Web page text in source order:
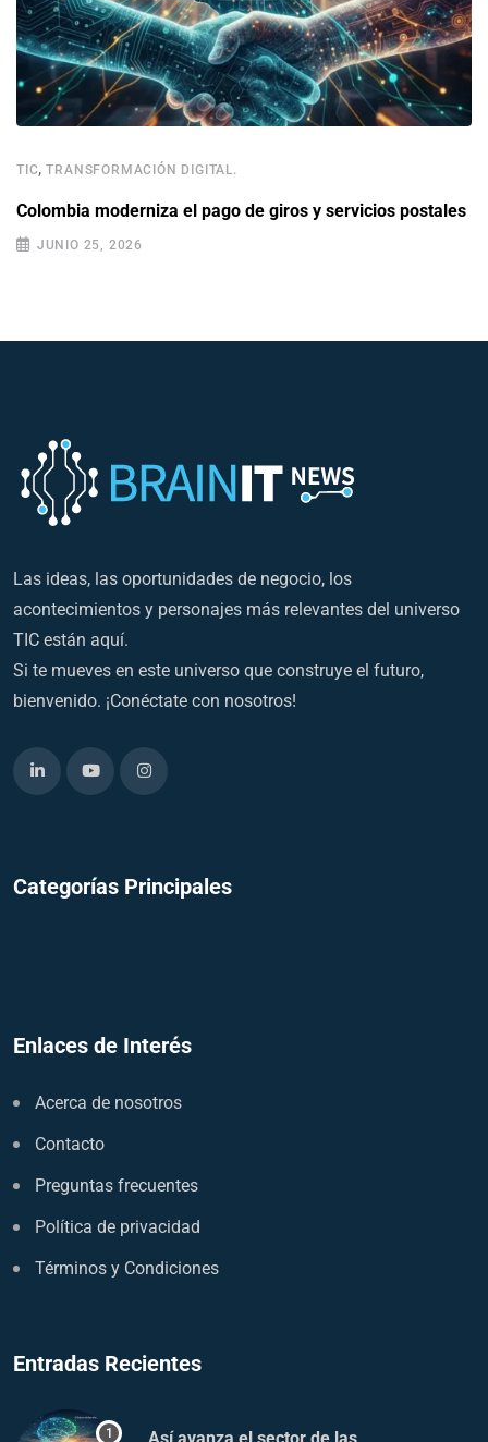
TIC,TRANSFORMACIÓN DIGITAL.
Colombia moderniza el pago de giros y servicios postales
JUNIO 25, 2026
Las ideas, las oportunidades de negocio, los
acontecimientos y personajes más relevantes del universo
TIC están aquí.
Si te mueves en este universo que construye el futuro,
bienvenido. ¡Conéctate con nosotros!
Categorías Principales
Enlaces de Interés
Acerca de nosotros
Contacto
Preguntas frecuentes
Política de privacidad
Términos y Condiciones
Entradas Recientes